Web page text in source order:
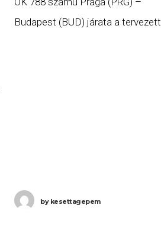
Budapest (BUD) járata a tervezett
bykesettagepem